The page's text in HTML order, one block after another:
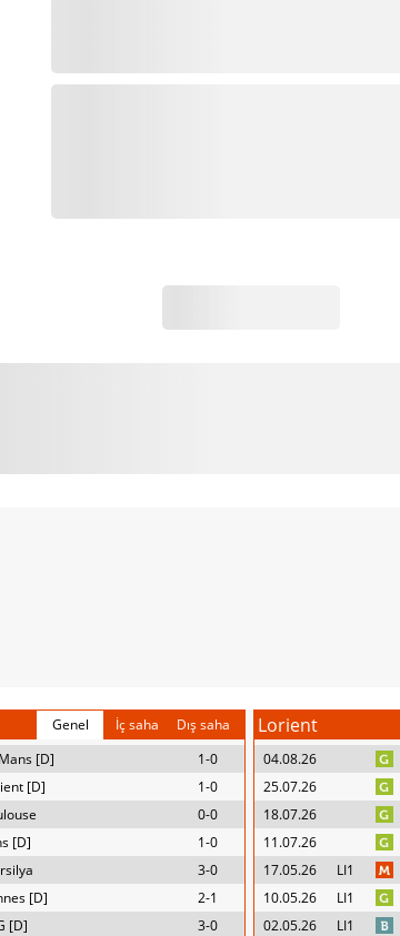
Genel İç saha
Dış saha
[D]
1-0
[D]
1-0
0-0
[D]
1-0
3-0
[D]
2-1
[D]
3-0
Lorient
04.08.26
25.07.26
18.07.26
11.07.26
17.05.26
LI1
10.05.26
LI1
02.05.26
LI1